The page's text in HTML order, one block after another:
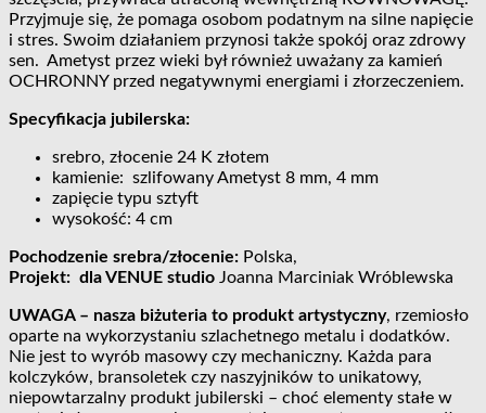
Przyjmuje się, że pomaga osobom podatnym na silne napięcie
i stres. Swoim działaniem przynosi także spokój oraz zdrowy
sen. Ametyst przez wieki był również uważany za kamień
OCHRONNY przed negatywnymi energiami i złorzeczeniem.
Specyfikacja jubilerska:
srebro, złocenie 24 K złotem
kamienie: szlifowany Ametyst 8 mm, 4 mm
zapięcie typu sztyft
wysokość: 4 cm
Pochodzenie srebra/złocenie: Polska,
Projekt: dla VENUE studio Joanna Marciniak Wróblewska
UWAGA – nasza biżuteria to produkt artystyczny, rzemiosło
oparte na wykorzystaniu szlachetnego metalu i dodatków.
Nie jest to wyrób masowy czy mechaniczny. Każda para
kolczyków, bransoletek czy naszyjników to unikatowy,
niepowtarzalny produkt jubilerski – choć elementy stałe w